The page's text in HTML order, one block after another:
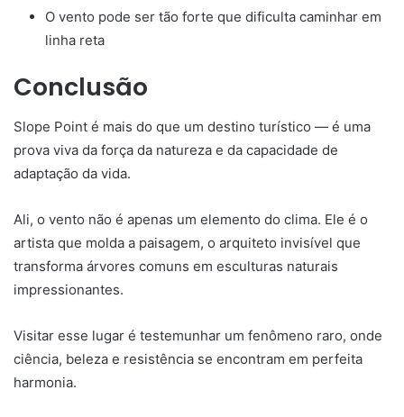
O vento pode ser tão forte que dificulta caminhar em
linha reta
Conclusão
Slope Point é mais do que um destino turístico — é uma
prova viva da força da natureza e da capacidade de
adaptação da vida.
Ali, o vento não é apenas um elemento do clima. Ele é o
artista que molda a paisagem, o arquiteto invisível que
transforma árvores comuns em esculturas naturais
impressionantes.
Visitar esse lugar é testemunhar um fenômeno raro, onde
ciência, beleza e resistência se encontram em perfeita
harmonia.